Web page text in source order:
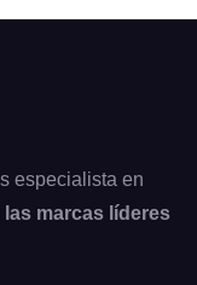
especialista en
marcas líderes